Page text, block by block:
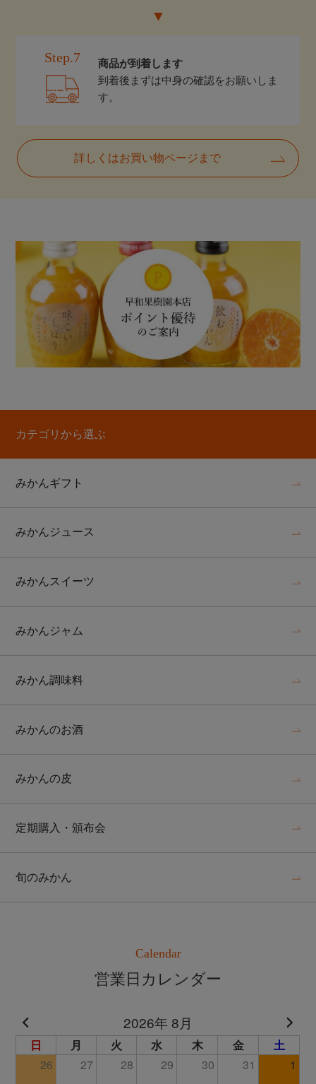
Step.7
商品が到着します
到着後まずは中身の確認をお願いしま
す。
詳しくはお買い物ページまで
カテゴリから選ぶ
みかんギフト
みかんジュース
みかんスイーツ
みかんジャム
みかん調味料
みかんのお酒
みかんの皮
定期購入・頒布会
旬のみかん
Calendar
営業日カレンダー